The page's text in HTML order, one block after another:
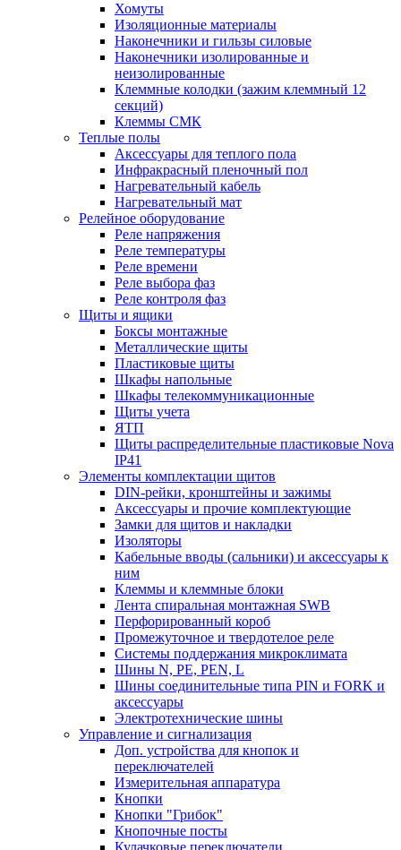
Хомуты
Изоляционные материалы
Наконечники и гильзы силовые
Наконечники изолированные и
неизолированные
Клеммные колодки (зажим клеммный 12
секций)
Клеммы СМК
Теплые полы
Аксессуары для теплого пола
Инфракрасный пленочный пол
Нагревательный кабель
Нагревательный мат
Релейное оборудование
Реле напряжения
Реле температуры
Реле времени
Реле выбора фаз
Реле контроля фаз
Щиты и ящики
Боксы монтажные
Металлические щиты
Пластиковые щиты
Шкафы напольные
Шкафы телекоммуникационные
Щиты учета
ЯТП
Щиты распределительные пластиковые Nova
IP41
Элементы комплектации щитов
DIN-рейки, кронштейны и зажимы
Аксессуары и прочие комплектующие
Замки для щитов и накладки
Изоляторы
Кабельные вводы (сальники) и аксессуары к
ним
Клеммы и клеммные блоки
Лента спиральная монтажная SWB
Перфорированный короб
Промежуточное и твердотелое реле
Системы поддержания микроклимата
Шины N, PE, PEN, L
Шины соединительные типа PIN и FORK и
аксессуары
Электротехнические шины
Управление и сигнализация
Доп. устройства для кнопок и
переключателей
Измерительная аппаратура
Кнопки
Кнопки "Грибок"
Кнопочные посты
Кулачковые переключатели